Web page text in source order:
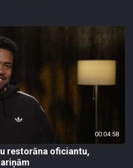
00:04:58
restorāna oficiantu,